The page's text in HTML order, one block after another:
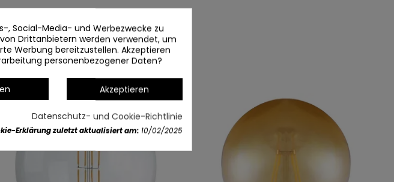
, Social-Media- und Werbezwecke zu
Drittanbietern werden verwendet, um
Werbung bereitzustellen. Akzeptieren
personenbezogener Daten?
Akzeptieren
Datenschutz- und Cookie-Richtlinie
Erklärung zuletzt aktualisiert am: 10/02/2025